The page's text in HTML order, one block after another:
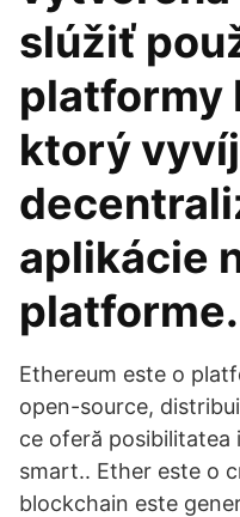
slúžiť
platformy
ktorý
aplikácie
platforme.
Ethereum este o
open-source,
ce oferă
smart.. Ether este o
blockchain este